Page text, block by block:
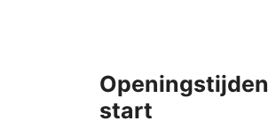
Openingstijden
start